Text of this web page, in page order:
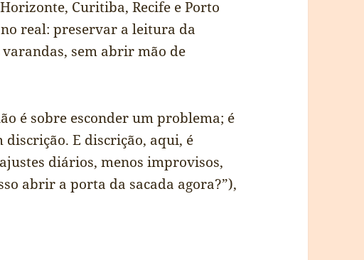
Curitiba, Recife e Porto
real: preservar a leitura da
sem abrir mão de
é sobre esconder um problema; é
E discrição, aqui, é
diários, menos improvisos,
abrir a porta da sacada agora?”),